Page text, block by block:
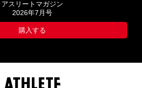
アスリートマガジン
2026年7月号
購入する